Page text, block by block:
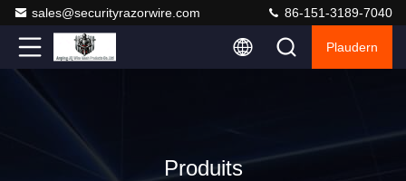
sales@securityrazorwire.com 86-151-3189-7040
Plaudern
Produits